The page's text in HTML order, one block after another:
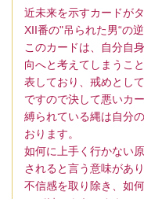
近未来を示すカードが
XII番の"吊られた男“の
このカードは、自分自
向へと考えてしまうこ
表しており、戒めとし
ですので決して悪いカ
縛られている縄は自分
おります。
如何に上手く行かない
されると言う意味があ
不信感を取り除き、如